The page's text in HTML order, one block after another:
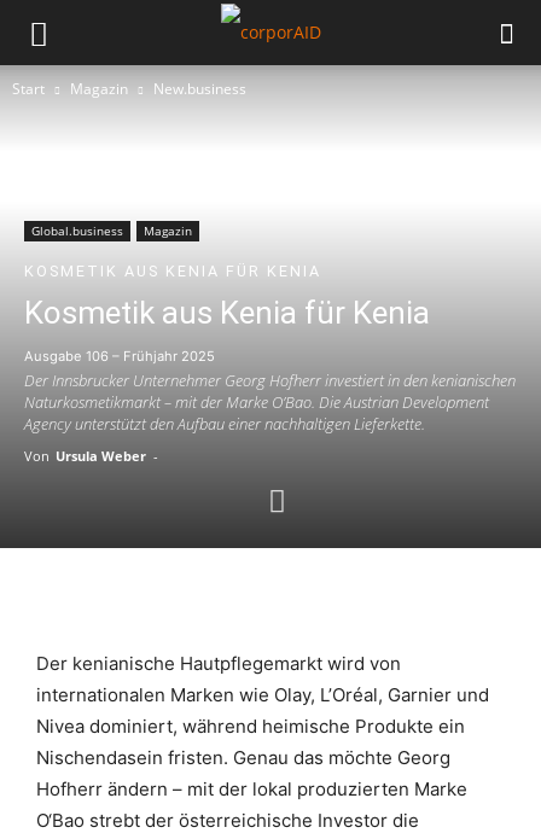
Start Magazin New.business
Global.business Magazin
KOSMETIK AUS KENIA FÜR KENIA
Kosmetik aus Kenia für Kenia
Ausgabe 106 – Frühjahr 2025
Der Innsbrucker Unternehmer Georg Hofherr investiert in den kenianischen
Naturkosmetikmarkt – mit der Marke O’Bao. Die Austrian Development
Agency unterstützt den Aufbau einer nachhaltigen Lieferkette.
Von Ursula Weber -
Der kenianische Hautpflegemarkt wird von
internationalen Marken wie Olay, L’Oréal, Garnier und
Nivea dominiert, während heimische Produkte ein
Nischendasein fristen. Genau das möchte Georg
Hofherr ändern – mit der lokal produzierten Marke
O‘Bao strebt der österreichische Investor die